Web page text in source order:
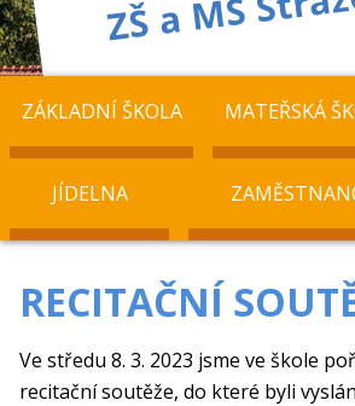
ZÁKLADNÍ ŠKOLA MATEŘSKÁ
JÍDELNA
RECITAČNÍ
Ve středu 8. 3. 2023 jsme ve škole
recitační soutěže, do které byli